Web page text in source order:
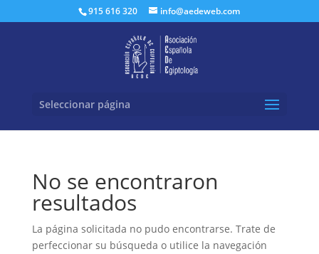
915 616 320 info@aedeweb.com
Seleccionar página
No se encontraron
resultados
La página solicitada no pudo encontrarse. Trate de
perfeccionar su búsqueda o utilice la navegación